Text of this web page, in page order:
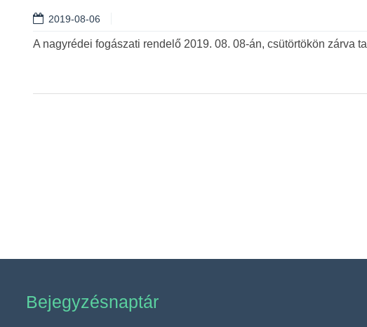
2019-08-06
A nagyrédei fogászati rendelő 2019. 08. 08-án, csütörtökön zárva
Bejegyzésnaptár